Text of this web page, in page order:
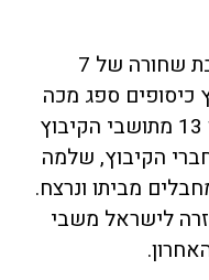
חוזרים במנהרת הזמן לאותה שבת שחורה של 7
כיסופים ספג מכה
קשה באותה שבת. בטבח נרצחו 13 מתושבי הקיבוץ
הקיבוץ, שלמה
המחבלים מביתו ונרצח.
לישראל משבי